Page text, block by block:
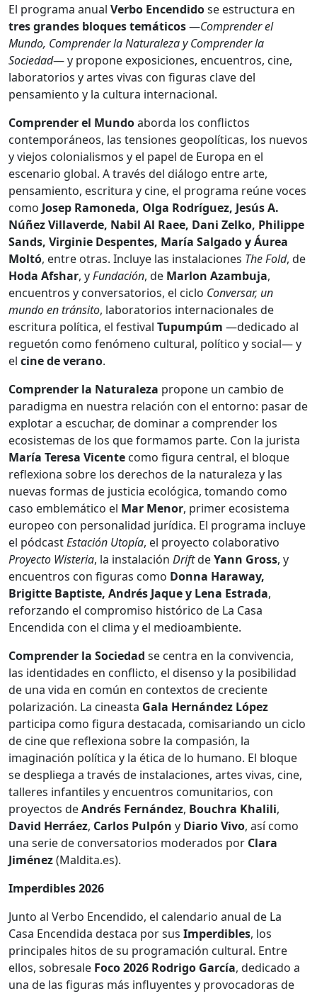
El programa anual Verbo Encendidose estructura en
tres grandes bloques temáticos—Comprender el
Mundo, Comprender la Naturaleza y Comprender la
Sociedad— y propone exposiciones, encuentros, cine,
laboratorios y artes vivas con figuras clave del
pensamiento y la cultura internacional.
Comprender el Mundoaborda los conflictos
contemporáneos, las tensiones geopolíticas, los nuevos
y viejos colonialismos y el papel de Europa en el
escenario global. A través del diálogo entre arte,
pensamiento, escritura y cine, el programa reúne voces
como Josep Ramoneda, Olga Rodríguez, Jesús A.
Núñez Villaverde, Nabil Al Raee, Dani Zelko, Philippe
Sands, Virginie Despentes, María Salgado y Áurea
Moltó, entre otras. Incluye las instalaciones The Fold, de
Hoda Afshar, yFundación, de Marlon Azambuja,
encuentros y conversatorios, el ciclo Conversar, un
mundo en tránsito, laboratorios internacionales de
escritura política, el festival Tupumpúm —dedicado al
reguetón como fenómeno cultural, político y social— y
el cine de verano.
Comprender la Naturaleza propone un cambio de
paradigma en nuestra relación con el entorno: pasar de
explotar a escuchar, de dominar a comprender los
ecosistemas de los que formamos parte. Con la jurista
María Teresa Vicente como figura central, el bloque
reflexiona sobre los derechos de la naturaleza y las
nuevas formas de justicia ecológica, tomando como
caso emblemático el Mar Menor, primer ecosistema
europeo con personalidad jurídica. El programa incluye
el pódcastEstación Utopía, el proyecto colaborativo
Proyecto Wisteria, la instalación DriftdeYann Gross, y
encuentros con figuras como Donna Haraway,
Brigitte Baptiste, Andrés Jaque y Lena Estrada,
reforzando el compromiso histórico de La Casa
Encendida con el clima y el medioambiente.
Comprender la Sociedad se centra en la convivencia,
las identidades en conflicto, el disenso y la posibilidad
de una vida en común en contextos de creciente
polarización. La cineasta Gala Hernández López
participa como figura destacada, comisariando un ciclo
de cine que reflexiona sobre la compasión, la
imaginación política y la ética de lo humano. El bloque
se despliega a través de instalaciones, artes vivas, cine,
talleres infantiles y encuentros comunitarios, con
proyectos deAndrés Fernández, Bouchra Khalili,
David Herráez, Carlos Pulpón y Diario Vivo, así como
una serie de conversatorios moderados por Clara
Jiménez(Maldita.es).
Imperdibles 2026
Junto al Verbo Encendido, el calendario anual de La
Casa Encendida destaca por sus Imperdibles, los
principales hitos de su programación cultural. Entre
ellos, sobresale Foco 2026 Rodrigo García, dedicado a
una de las figuras más influyentes y provocadoras de